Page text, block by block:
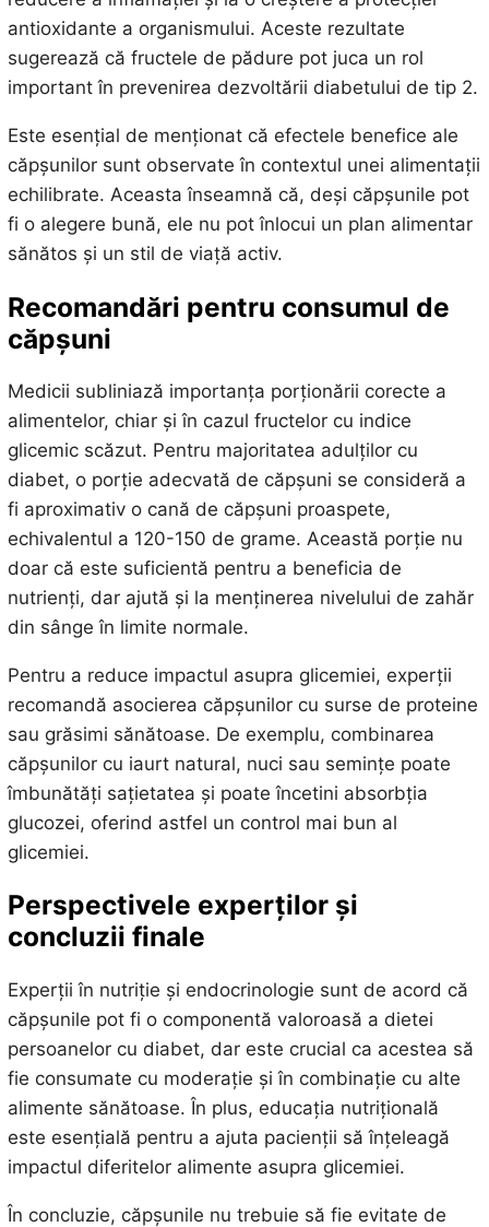
antioxidante a organismului. Aceste rezultate
sugerează că fructele de pădure pot juca un rol
important în prevenirea dezvoltării diabetului de tip 2.
Este esențial de menționat că efectele benefice ale
căpșunilor sunt observate în contextul unei alimentații
echilibrate. Aceasta înseamnă că, deși căpșunile pot
fi o alegere bună, ele nu pot înlocui un plan alimentar
sănătos și un stil de viață activ.
Recomandări pentru consumul de
căpșuni
Medicii subliniază importanța porționării corecte a
alimentelor, chiar și în cazul fructelor cu indice
glicemic scăzut. Pentru majoritatea adulților cu
diabet, o porție adecvată de căpșuni se consideră a
fi aproximativ o cană de căpșuni proaspete,
echivalentul a 120-150 de grame. Această porție nu
doar că este suficientă pentru a beneficia de
nutrienți, dar ajută și la menținerea nivelului de zahăr
din sânge în limite normale.
Pentru a reduce impactul asupra glicemiei, experții
recomandă asocierea căpșunilor cu surse de proteine
sau grăsimi sănătoase. De exemplu, combinarea
căpșunilor cu iaurt natural, nuci sau semințe poate
îmbunătăți sațietatea și poate încetini absorbția
glucozei, oferind astfel un control mai bun al
glicemiei.
Perspectivele experților și
concluzii finale
Experții în nutriție și endocrinologie sunt de acord că
căpșunile pot fi o componentă valoroasă a dietei
persoanelor cu diabet, dar este crucial ca acestea să
fie consumate cu moderație și în combinație cu alte
alimente sănătoase. În plus, educația nutrițională
este esențială pentru a ajuta pacienții să înțeleagă
impactul diferitelor alimente asupra glicemiei.
În concluzie, căpșunile nu trebuie să fie evitate de